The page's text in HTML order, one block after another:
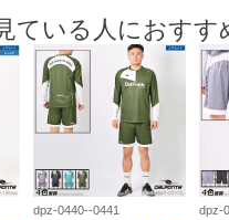
ている人におすす
dpz-0440--0441 dpz-